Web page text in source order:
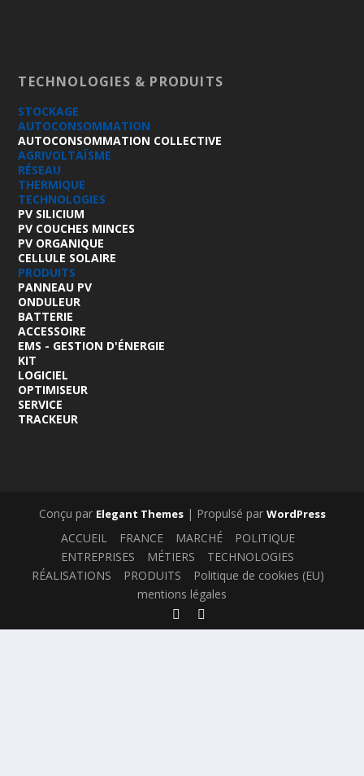
TECHNOLOGIES & PRODUITS
STOCKAGE
AUTOCONSOMMATION
AUTOCONSOMMATION COLLECTIVE
AGRIVOLTAÏSME
RÉSEAU
THERMIQUE
TECHNOLOGIES
PV SILICIUM
PV COUCHES MINCES
PV ORGANIQUE
CELLULE SOLAIRE
PRODUITS
PANNEAU PV
ONDULEUR
BATTERIE
ACCESSOIRE
EMS - GESTION D'ÉNERGIE
KIT
LOGICIEL
OPTIMISEUR
SERVICE
TRACKEUR
Conçu par Elegant Themes| Propulsé par WordPress
ACCUEIL FRANCE MARCHÉ
POLITIQUE
ENTREPRISES
MÉTIERS
TECHNOLOGIES
RÉALISATIONS
PRODUITS
Politique de cookies (EU)
mentions légales